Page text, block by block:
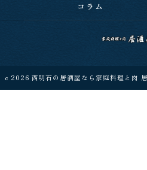
コラム
c 2026 西明石の居酒屋なら家庭料理と肉